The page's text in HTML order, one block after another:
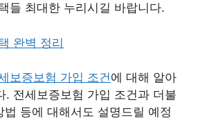
들 최대한 누리시길 바랍니다.
완벽 정리
보증보험 가입 조건에 대해 알아
. 전세보증보험 가입 조건과 더불
법 등에 대해서도 설명드릴 예정